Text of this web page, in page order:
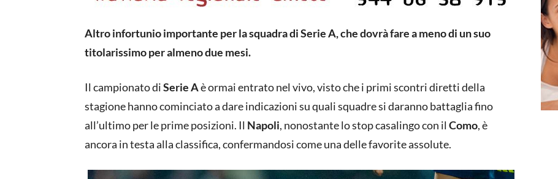
Altro infortunio importante per la squadra di Serie A, che dovrà fare a meno di un suo
titolarissimo per almeno due mesi.
Il campionato diSerie Aè ormai entrato nel vivo, visto che i primi scontri diretti della
stagione hanno cominciato a dare indicazioni su quali squadre si daranno battaglia fino
all’ultimo per le prime posizioni. Il Napoli, nonostante lo stop casalingo con il Como, è
ancora in testa alla classifica, confermandosi come una delle favorite assolute.